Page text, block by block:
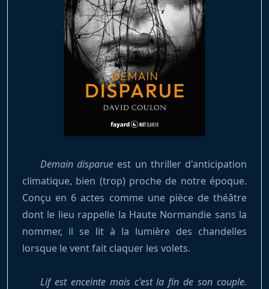
Demain disparue est un thriller d'anticipation
climatique, bien (trop) proche de notre époque.
Conçu en 6 actes comme une pièce de théâtre
dont le lieu rappelle la Haute Normandie sans la
nommer, il se lit à la lumière des chandelles
lorsque le vent fait claquer les volets.
Lif est enceinte mais c'est la fin de son couple.